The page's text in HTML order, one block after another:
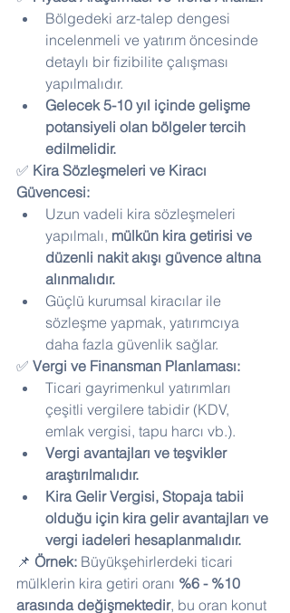
Bölgedeki arz-talep dengesi
incelenmeli ve yatırım öncesinde
detaylı bir fizibilite çalışması
yapılmalıdır.
Gelecek 5-10 yıl içinde gelişme
potansiyeli olan bölgeler tercih
edilmelidir.
✅ Kira Sözleşmeleri ve Kiracı
Güvencesi:
Uzun vadeli kira sözleşmeleri
yapılmalı, mülkün kira getirisi ve
düzenli nakit akışı güvence altına
alınmalıdır.
Güçlü kurumsal kiracılar ile
sözleşme yapmak, yatırımcıya
daha fazla güvenlik sağlar.
✅ Vergi ve Finansman Planlaması:
Ticari gayrimenkul yatırımları
çeşitli vergilere tabidir (KDV,
emlak vergisi, tapu harcı vb.).
Vergi avantajları ve teşvikler
araştırılmalıdır.
Kira Gelir Vergisi, Stopaja tabii
olduğu için kira gelir avantajları ve
vergi iadeleri hesaplanmalıdır.
📌 Örnek: Büyükşehirlerdeki ticari
mülklerin kira getiri oranı %6 - %10
arasında değişmektedir, bu oran konut